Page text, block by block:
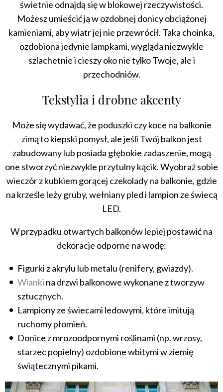
świetnie odnajdą się w blokowej rzeczywistości.
Możesz umieścić ją w ozdobnej donicy obciążonej
kamieniami, aby wiatr jej nie przewrócił. Taka choinka,
ozdobiona jedynie lampkami, wygląda niezwykle
szlachetnie i cieszy oko nie tylko Twoje, ale i
przechodniów.
Tekstylia i drobne akcenty
Może się wydawać, że poduszki czy koce na balkonie
zimą to kiepski pomysł, ale jeśli Twój balkon jest
zabudowany lub posiada głębokie zadaszenie, mogą
one stworzyć niezwykle przytulny kącik. Wyobraź sobie
wieczór z kubkiem gorącej czekolady na balkonie, gdzie
na krześle leży gruby, wełniany pled i lampion ze świecą
LED.
W przypadku otwartych balkonów lepiej postawić na
dekoracje odporne na wodę:
Figurki z akrylu lub metalu (renifery, gwiazdy).
Wianki na drzwi balkonowe wykonane z tworzyw
sztucznych.
Lampiony ze świecami ledowymi, które imitują
ruchomy płomień.
Donice z mrozoodpornymi roślinami (np. wrzosy,
starzec popielny) ozdobione wbitymi w ziemię
świątecznymi pikami.